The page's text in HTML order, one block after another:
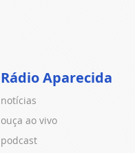
Rádio Aparecida
notícias
ouça ao vivo
podcast